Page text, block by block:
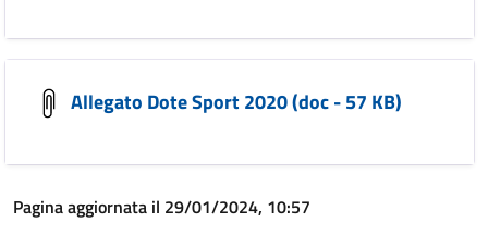
Allegato Dote Sport 2020 (doc - 57 KB)
Pagina aggiornata il 29/01/2024, 10:57